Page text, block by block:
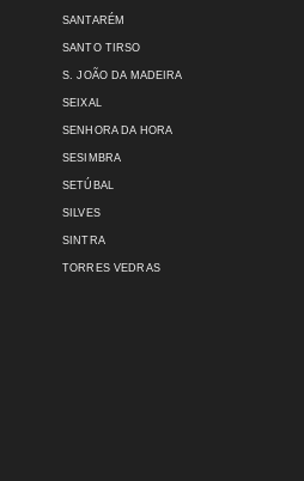
SANTARÉM
SANTO TIRSO
S. JOÃO DA MADEIRA
SEIXAL
SENHORA DA HORA
SESIMBRA
SETÚBAL
SILVES
SINTRA
TORRES VEDRAS